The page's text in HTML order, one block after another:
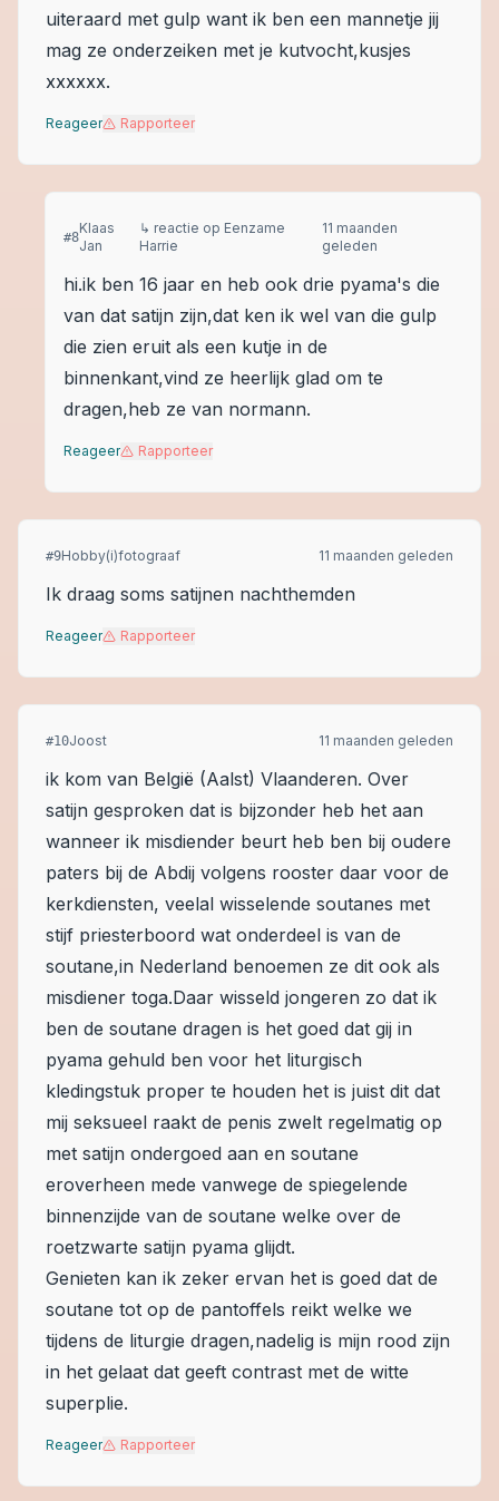
uiteraard met gulp want ik ben een mannetje jij
mag ze onderzeiken met je kutvocht,kusjes
xxxxxx.
Reageer Rapporteer
#8
Klaas
Jan
↳ reactie op Eenzame
Harrie
11 maanden
geleden
hi.ik ben 16 jaar en heb ook drie pyama's die
van dat satijn zijn,dat ken ik wel van die gulp
die zien eruit als een kutje in de
binnenkant,vind ze heerlijk glad om te
dragen,heb ze van normann.
Reageer Rapporteer
#9Hobby(i)fotograaf 11 maanden geleden
Ik draag soms satijnen nachthemden
Reageer Rapporteer
#10Joost 11 maanden geleden
ik kom van België (Aalst) Vlaanderen. Over
satijn gesproken dat is bijzonder heb het aan
wanneer ik misdiender beurt heb ben bij oudere
paters bij de Abdij volgens rooster daar voor de
kerkdiensten, veelal wisselende soutanes met
stijf priesterboord wat onderdeel is van de
soutane,in Nederland benoemen ze dit ook als
misdiener toga.Daar wisseld jongeren zo dat ik
ben de soutane dragen is het goed dat gij in
pyama gehuld ben voor het liturgisch
kledingstuk proper te houden het is juist dit dat
mij seksueel raakt de penis zwelt regelmatig op
met satijn ondergoed aan en soutane
eroverheen mede vanwege de spiegelende
binnenzijde van de soutane welke over de
roetzwarte satijn pyama glijdt.
Genieten kan ik zeker ervan het is goed dat de
soutane tot op de pantoffels reikt welke we
tijdens de liturgie dragen,nadelig is mijn rood zijn
in het gelaat dat geeft contrast met de witte
superplie.
Reageer Rapporteer